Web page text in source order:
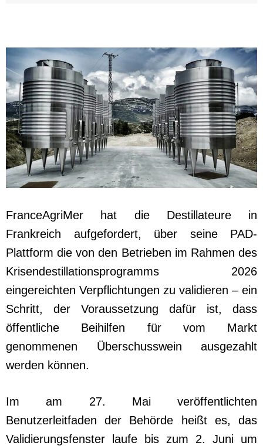
FranceAgriMer hat die Destillateure in
Frankreich aufgefordert, über seine PAD-
Plattform die von den Betrieben im Rahmen des
Krisendestillationsprogramms 2026
eingereichten Verpflichtungen zu validieren – ein
Schritt, der Voraussetzung dafür ist, dass
öffentliche Beihilfen für vom Markt
genommenen Überschusswein ausgezahlt
werden können.
Im am 27. Mai veröffentlichten
Benutzerleitfaden der Behörde heißt es, das
Validierungsfenster laufe bis zum 2. Juni um